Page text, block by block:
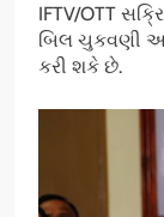
IFTV/OTT
બિલ ચુકવણી
કરી શકે છે.